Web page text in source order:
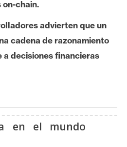
chain.
advierten que un
cadena de razonamiento
a decisiones financieras
en el mundo